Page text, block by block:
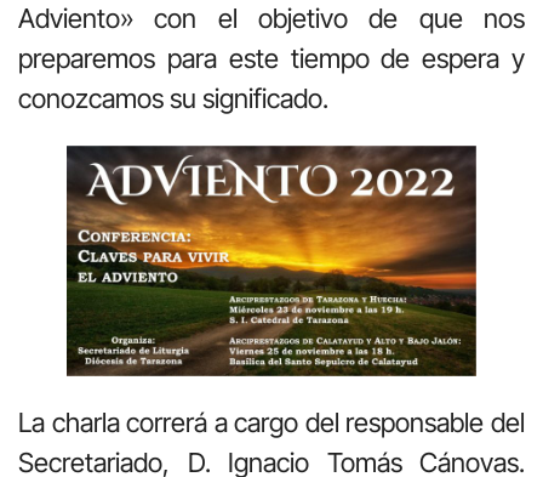
Adviento» con el objetivo de que nos
preparemos para este tiempo de espera y
conozcamos su significado.
La charla correrá a cargo del responsable del
Secretariado, D. Ignacio Tomás Cánovas.